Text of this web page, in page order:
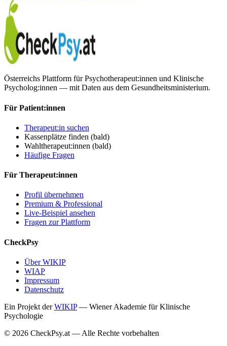
Österreichs Plattform für Psychotherapeut:innen und Klinische
Psycholog:innen — mit Daten aus dem Gesundheitsministerium.
Für Patient:innen
Therapeut:in suchen
Kassenplätze finden (bald)
Wahltherapeut:innen (bald)
Häufige Fragen
Für Therapeut:innen
Profil übernehmen
Premium & Professional
Live-Beispiel ansehen
Fragen zur Plattform
CheckPsy
Über WIKIP
WIAP
Impressum
Datenschutz
Ein Projekt der WIKIP — Wiener Akademie für Klinische
Psychologie
© 2026 CheckPsy.at — Alle Rechte vorbehalten